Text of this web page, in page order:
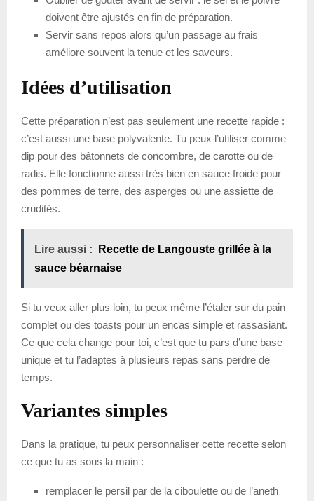
doivent être ajustés en fin de préparation.
Servir sans repos alors qu’un passage au frais
améliore souvent la tenue et les saveurs.
Idées d’utilisation
Cette préparation n’est pas seulement une recette rapide :
c’est aussi une base polyvalente. Tu peux l’utiliser comme
dip pour des bâtonnets de concombre, de carotte ou de
radis. Elle fonctionne aussi très bien en sauce froide pour
des pommes de terre, des asperges ou une assiette de
crudités.
Lire aussi :
Recette de Langouste grillée à la
sauce béarnaise
Si tu veux aller plus loin, tu peux même l’étaler sur du pain
complet ou des toasts pour un encas simple et rassasiant.
Ce que cela change pour toi, c’est que tu pars d’une base
unique et tu l’adaptes à plusieurs repas sans perdre de
temps.
Variantes simples
Dans la pratique, tu peux personnaliser cette recette selon
ce que tu as sous la main :
remplacer le persil par de la ciboulette ou de l’aneth